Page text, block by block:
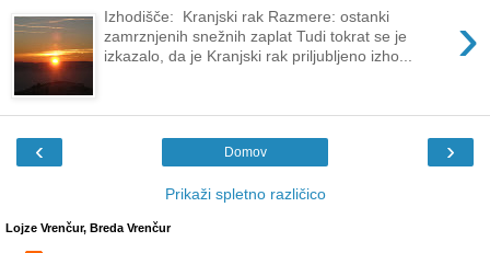
›
Izhodišče: Kranjski rak Razmere: ostanki
zamrznjenih snežnih zaplat Tudi tokrat se je
izkazalo, da je Kranjski rak priljubljeno izho...
‹ ›
Domov
Prikaži spletno različico
Lojze Vrenčur, Breda Vrenčur